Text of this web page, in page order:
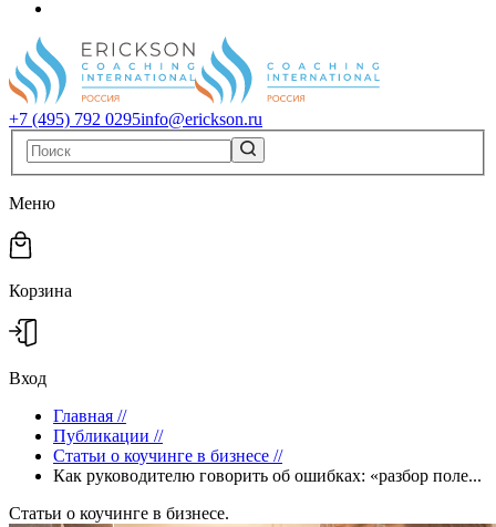
+7 (495) 792 0295info@erickson.ru
Меню
Корзина
Вход
Главная //
Публикации //
Статьи о коучинге в бизнесе //
Как руководителю говорить об ошибках: «разбор поле...
Статьи о коучинге в бизнесе.